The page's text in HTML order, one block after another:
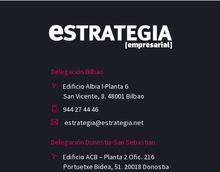
Delegación Bilbao
Edificio Albia I-Planta 6
San Vicente, 8. 48001 Bilbao
944 27 44 46
estrategia@estrategia.net
Delegación Donostia-San Sebastian
Edificio ACB – Planta 2 Ofic. 216
Portuetxe Bidea, 51. 20018 Donostia